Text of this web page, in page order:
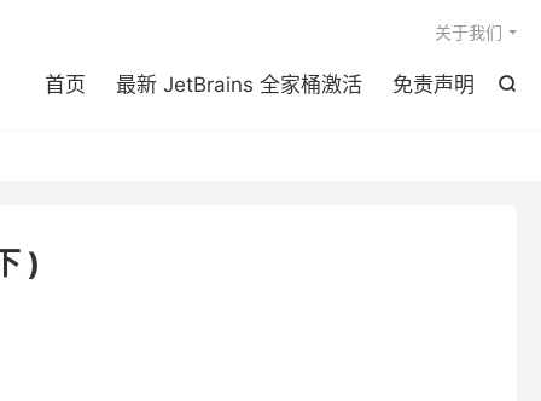

首页 最新 JetBrains 全家桶激活 免责声明
关于我们
)